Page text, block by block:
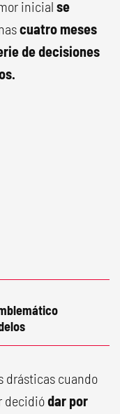
inicial se
cuatro meses
de decisiones
drásticas cuando
decidiódar por